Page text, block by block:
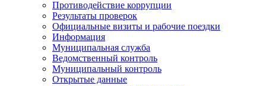
Противодействие коррупции
Результаты проверок
Официальные визиты и рабочие поездки
Информация
Муниципальная служба
Ведомственный контроль
Муниципальный контроль
Открытые данные